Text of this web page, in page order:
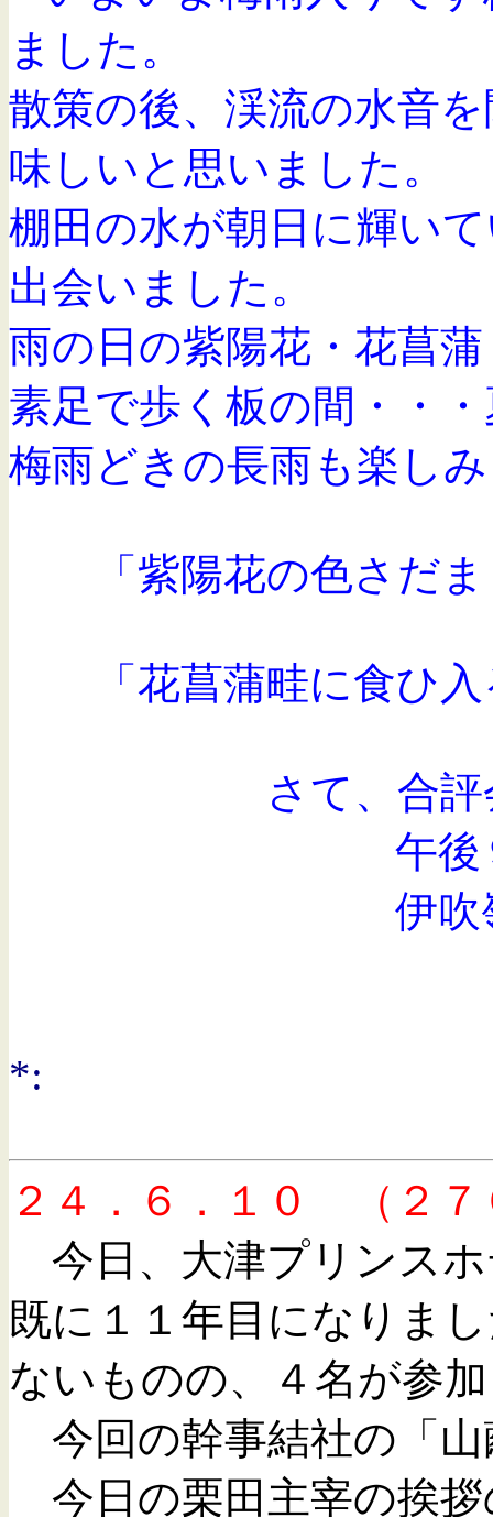
ました。
散策の後、渓流の水音
味しいと思いました。
棚田の水が朝日に輝い
出会いました。
雨の日の紫陽花・花菖
素足で歩く板の間・・
梅雨どきの長雨も楽し
「紫陽花の色さだ
「花菖蒲畦に食ひ
さて、合評会はい
午後９時から行
伊吹嶺フォーラ
*:
２４．６．１０ （２７
今日、大津プリンスホ
既に１１年目になりま
ないものの、４名が参
今回の幹事結社の「山
今日の栗田主宰の挨拶